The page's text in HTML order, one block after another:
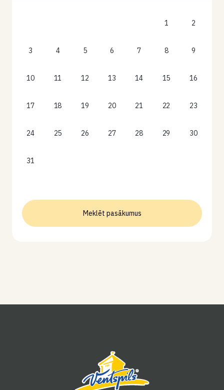
1 2
3 4 5 6 7 8 9
10 11 12 13 14 15 16
17 18 19 20 21 22 23
24 25 26 27 28 29 30
31
Meklēt pasākumus